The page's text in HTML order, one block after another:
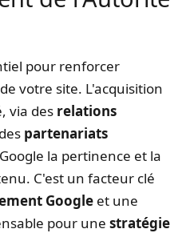
pour renforcer
de votre site. L'acquisition
via des relations
partenariats
la pertinence et la
C'est un facteur clé
Google et une
pour une stratégie